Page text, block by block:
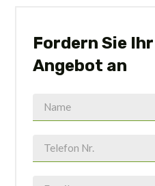
Fordern Sie
Angebot an